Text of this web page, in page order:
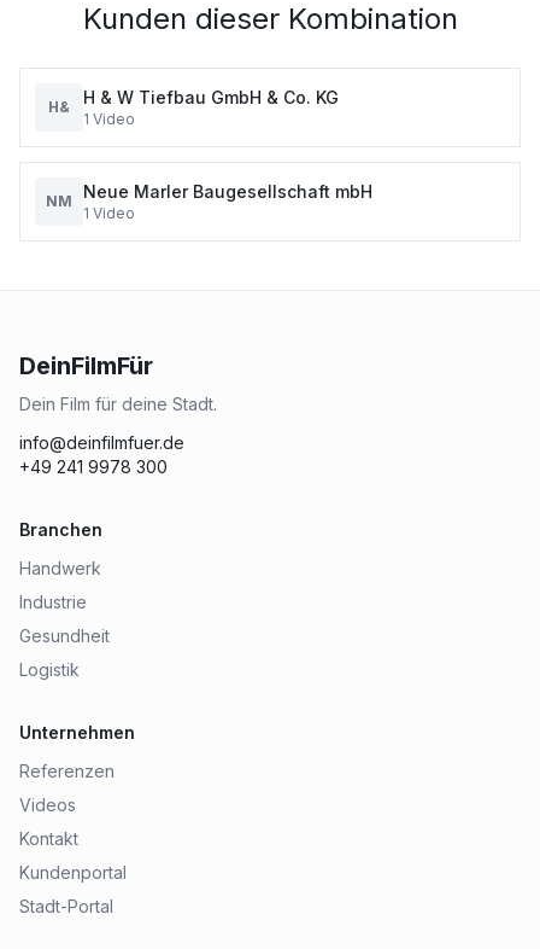
Kunden dieser Kombination
H& H & W Tiefbau GmbH & Co. KG
1 Video
NM Neue Marler Baugesellschaft mbH
1 Video
DeinFilmFür
Dein Film für deine Stadt.
info@deinfilmfuer.de
+49 241 9978 300
Branchen
Handwerk
Industrie
Gesundheit
Logistik
Unternehmen
Referenzen
Videos
Kontakt
Kundenportal
Stadt-Portal